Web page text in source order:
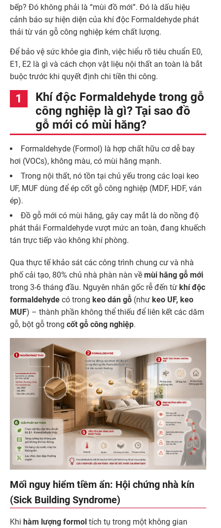
bếp? Đó không phải là “mùi đồ mới”. Đó là dấu hiệu
cảnh báo sự hiện diện của khí độc Formaldehyde phát
thải từ ván gỗ công nghiệp kém chất lượng.
Để bảo vệ sức khỏe gia đình, việc hiểu rõ tiêu chuẩn E0,
E1, E2 là gì và cách chọn vật liệu nội thất an toàn là bắt
buộc trước khi quyết định chi tiền thi công.
Khí độc Formaldehyde trong gỗ
công nghiệp là gì? Tại sao đồ
gỗ mới có mùi hăng?
Formaldehyde (Formol) là hợp chất hữu cơ dễ bay
hơi (VOCs), không màu, có mùi hăng mạnh.
Trong nội thất, nó tồn tại chủ yếu trong các loại keo
UF, MUF dùng để ép cốt gỗ công nghiệp (MDF, HDF, ván
ép).
Đồ gỗ mới có mùi hăng, gây cay mắt là do nồng độ
phát thải Formaldehyde vượt mức an toàn, đang khuếch
tán trực tiếp vào không khí phòng.
Qua thực tế khảo sát các công trình chung cư và nhà
phố cải tạo, 80% chủ nhà phàn nàn về mùi hăng gỗ mới
trong 3-6 tháng đầu. Nguyên nhân gốc rễ đến từ khí độc
formaldehyde có trong keo dán gỗ (như keo UF, keo
MUF) – thành phần không thể thiếu để liên kết các dăm
gỗ, bột gỗ trong cốt gỗ công nghiệp.
Mối nguy hiểm tiềm ẩn: Hội chứng nhà kín
(Sick Building Syndrome)
Khi hàm lượng formol tích tụ trong một không gian